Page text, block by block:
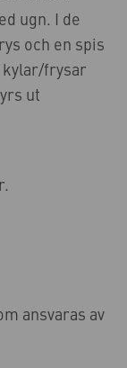
ugn. I de
och en spis
kylar/frysar
ut
ansvaras av